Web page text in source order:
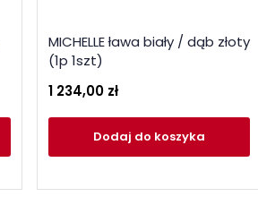
MICHELLE ława biały / dąb złoty
(1p 1szt)
1 234,00 zł
Dodaj do koszyka